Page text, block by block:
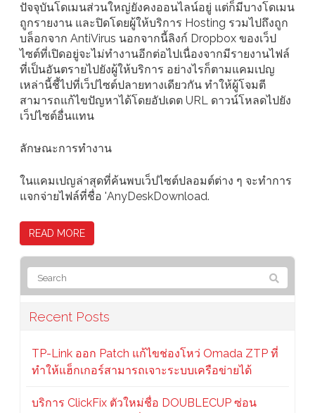
ปัจจุบันโดเมนส่วนใหญ่ยังคงออนไลน์อยู่ แต่ก็มีบางโดเมน
ถูกรายงาน และปิดโดยผู้ให้บริการ Hosting รวมไปถึงถูก
บล็อกจาก AntiVirus นอกจากนี้ลิงก์ Dropbox ของเว็ป
ไซต์ที่เปิดอยู่จะไม่ทำงานอีกต่อไปเนื่องจากมีรายงานไฟล์
ที่เป็นอันตรายไปยังผู้ให้บริการ อย่างไรก็ตามแคมเปญ
เหล่านี้ชี้ไปที่เว็ปไซต์ปลายทางเดียวกัน ทำให้ผู้โจมตี
สามารถแก้ไขปัญหาได้โดยอัปเดต URL ดาวน์โหลดไปยัง
เว็ปไซต์อื่นแทน
ลักษณะการทำงาน
ในแคมเปญล่าสุดที่ค้นพบเว็ปไซต์ปลอมต์ต่าง ๆ จะทำการ
แจกจ่ายไฟล์ที่ชื่อ 'AnyDeskDownload.
READ MORE
Recent Posts
TP-Link ออก Patch แก้ไขช่องโหว่ Omada ZTP ที่
ทำให้แฮ็กเกอร์สามารถเจาะระบบเครือข่ายได้
บริการ ClickFix ตัวใหม่ชื่อ DOUBLECUP ซ่อน